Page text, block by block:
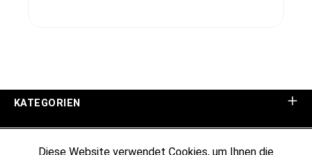
KATEGORIEN
Diese Website verwendet Cookies, um Ihnen die